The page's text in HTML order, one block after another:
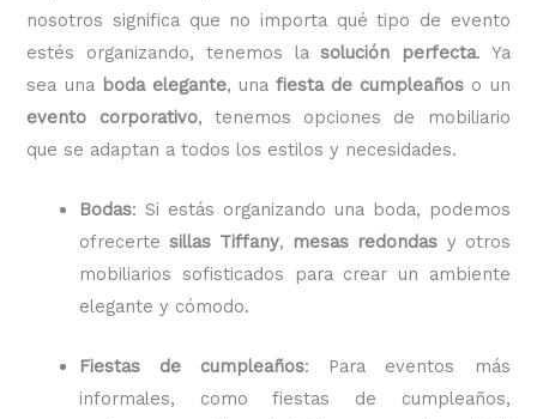
nosotros significa que no importa qué tipo de evento
estés organizando, tenemos lasolución perfecta. Ya
sea una boda elegante, unafiesta de cumpleaños o un
evento corporativo, tenemos opciones de mobiliario
que se adaptan a todos los estilos y necesidades.
Bodas: Si estás organizando una boda, podemos
ofrecertesillas Tiffany, mesas redondas y otros
mobiliarios sofisticados para crear un ambiente
elegante y cómodo.
Fiestas de cumpleaños: Para eventos más
informales, como fiestas de cumpleaños,